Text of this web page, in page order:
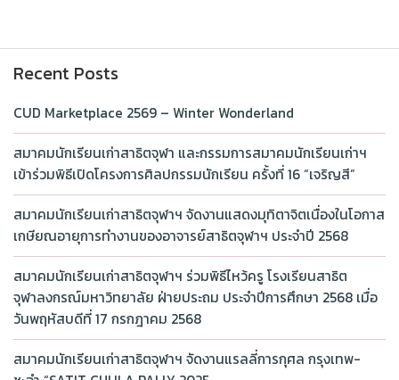
Recent Posts
CUD Marketplace 2569 – Winter Wonderland
สมาคมนักเรียนเก่าสาธิตจุฬา และกรรมการสมาคมนักเรียนเก่าฯ
เข้าร่วมพิธีเปิดโครงการศิลปกรรมนักเรียน ครั้งที่ 16 “เจริญสี”
สมาคมนักเรียนเก่าสาธิตจุฬาฯ จัดงานแสดงมุทิตาจิตเนื่องในโอกาส
เกษียณอายุการทำงานของอาจารย์สาธิตจุฬาฯ ประจำปี 2568
สมาคมนักเรียนเก่าสาธิตจุฬาฯ ร่วมพิธีไหว้ครู โรงเรียนสาธิต
จุฬาลงกรณ์มหาวิทยาลัย ฝ่ายประถม ประจำปีการศึกษา 2568 เมื่อ
วันพฤหัสบดีที่ 17 กรกฎาคม 2568
สมาคมนักเรียนเก่าสาธิตจุฬาฯ จัดงานแรลลี่การกุศล กรุงเทพ-